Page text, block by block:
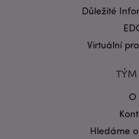
Důležité
Virtuální
TÝM
O
Hledáme